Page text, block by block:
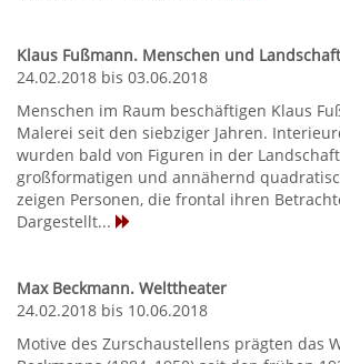
Klaus Fußmann. Menschen und
24.02.2018 bis 03.06.2018
Menschen im Raum beschäftigen Klaus
Malerei seit den siebziger Jahren.
wurden bald von Figuren in der
großformatigen und annähernd
zeigen Personen, die frontal ihren
Dargestellt...
Max Beckmann. Welttheater
24.02.2018 bis 10.06.2018
Motive des Zurschaustellens prägten das